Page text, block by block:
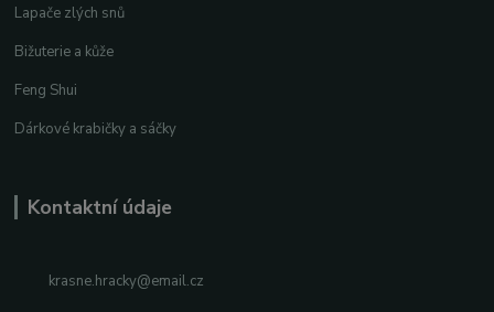
Lapače zlých snů
Bižuterie a kůže
Feng Shui
Dárkové krabičky a sáčky
Kontaktní údaje
krasne.hracky@email.cz